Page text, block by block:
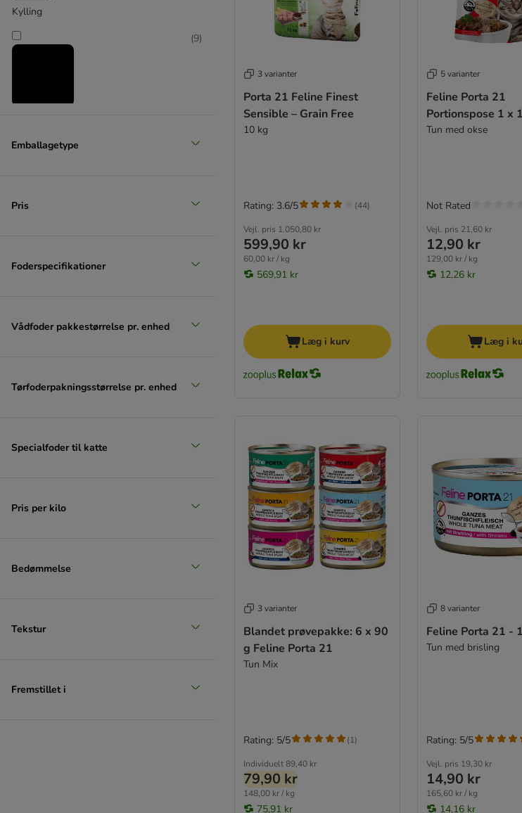
Kylling
(9)
(4)
Tunfisk
Emballagetype
Pris
Foderspecifikationer
Vådfoder pakkestørrelse pr. enhed
Tørfoderpakningsstørrelse pr. enhed
Specialfoder til katte
Pris per kilo
Bedømmelse
Tekstur
Fremstillet i
3 varianter
Porta 21 Feline Finest
Sensible – Grain Free
10 kg
Vejl. pris 1.050,80 kr
599,90 kr
60,00 kr / kg
569,91 kr
Rating: 3.6/5 (44)
Læg i kurv
5 varianter
Feline Porta 21
Portionspose 1 x
Tun med okse
Vejl. pris 21,60 kr
12,90 kr
129,00 kr / kg
12,26 kr
Not Rated
Læg i
3 varianter
Blandet prøvepakke: 6 x 90
g Feline Porta 21
Tun Mix
Individuelt89,40 kr
79,90 kr
148,00 kr / kg
75,91 kr
Rating: 5/5 (1)
8 varianter
Feline Porta 21 -
Tun med brisling
Vejl. pris 19,30 kr
14,90 kr
165,60 kr / kg
14,16 kr
Rating: 5/5